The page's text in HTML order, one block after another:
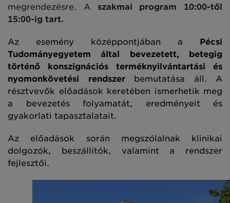
megrendezésre. A szakmai program 10:00-től
15:00-ig tart.
Az esemény középpontjában a Pécsi
Tudományegyetem által bevezetett, betegig
történő konszignációs terméknyilvántartási és
nyomonkövetési rendszerbemutatása áll. A
résztvevők előadások keretében ismerhetik meg
a bevezetés folyamatát, eredményeit és
gyakorlati tapasztalatait.
Az előadások során megszólalnak klinikai
dolgozók, beszállítók, valamint a rendszer
fejlesztői.